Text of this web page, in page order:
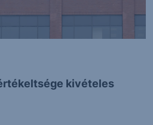
kivételes